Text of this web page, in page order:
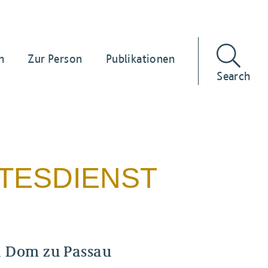
Zur Person
Publikationen
Search
zu Passau